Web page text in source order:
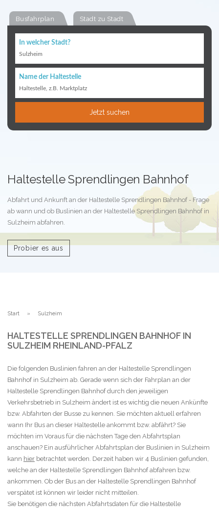
Busfahrplan Stadt zu Stadt
In welcher Stadt?
Sulzheim
Name der Haltestelle
Haltestelle, z.B. Marktplatz
Jetzt suchen
Haltestelle Sprendlingen Bahnhof
Abfahrt und Ankunft an der Haltestelle Sprendlingen Bahnhof - Frage
ab wann und ob Buslinien an der Haltestelle Sprendlingen Bahnhof in
Sulzheim abfahren.
Probier es aus
Start Sulzheim
HALTESTELLE SPRENDLINGEN BAHNHOF IN
SULZHEIM RHEINLAND-PFALZ
Die folgenden Buslinien fahren an der Haltestelle Sprendlingen
Bahnhof in Sulzheim ab. Gerade wenn sich der Fahrplan an der
Haltestelle Sprendlingen Bahnhof durch den jeweiligen
Verkehrsbetrieb in Sulzheim ändert ist es wichtig die neuen Ankünfte
bzw. Abfahrten der Busse zu kennen. Sie möchten aktuell erfahren
wann Ihr Bus an dieser Haltestelle ankommt bzw. abfährt? Sie
möchten im Voraus für die nächsten Tage den Abfahrtsplan
anschauen? Ein ausführlicher Abfahrtsplan der Buslinien in Sulzheim
kann hier betrachtet werden. Derzeit haben wir 4 Buslinien gefunden,
welche an der Haltestelle Sprendlingen Bahnhof abfahren bzw.
ankommen. Ob der Bus an der Haltestelle Sprendlingen Bahnhof
verspätet ist können wir leider nicht mitteilen.
Sie benötigen die nächsten Abfahrtsdaten für die Haltestelle